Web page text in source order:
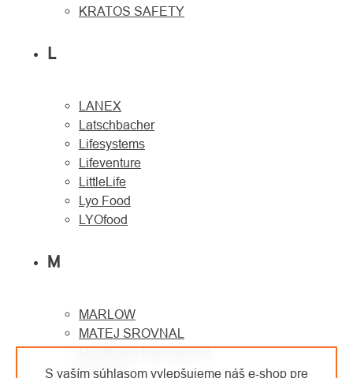
S vaším súhlasom vylepšujeme náš e-shop pre
KRATOS SAFETY
L
LANEX
Latschbacher
Lifesystems
Lifeventure
LittleLife
Lyo Food
LYOfood
M
MARLOW
MATEJ SROVNAL
Metaltrade International
MILLER